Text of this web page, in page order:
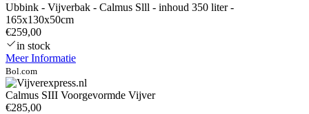
Ubbink - Vijverbak - Calmus Slll - inhoud 350 liter -
165x130x50cm
€259,00
in stock
Meer Informatie
Bol.com
Calmus SIII Voorgevormde Vijver
€285,00